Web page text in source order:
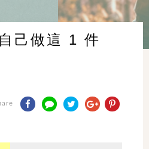
己做這 1 件